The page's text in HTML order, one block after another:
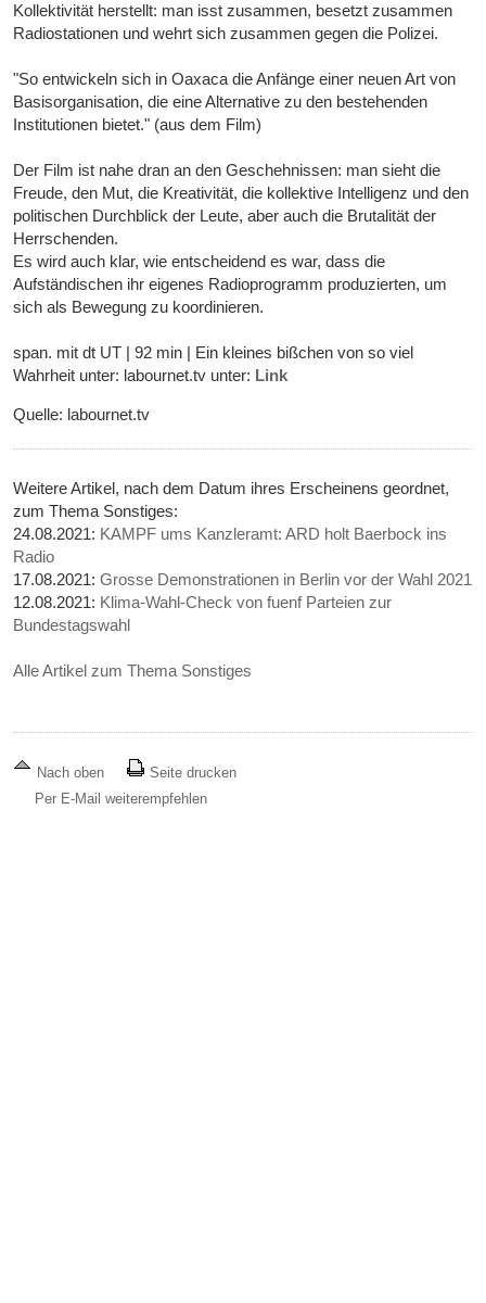
Kollektivität herstellt: man isst zusammen, besetzt zusammen
Radiostationen und wehrt sich zusammen gegen die Polizei.
"So entwickeln sich in Oaxaca die Anfänge einer neuen Art von
Basisorganisation, die eine Alternative zu den bestehenden
Institutionen bietet." (aus dem Film)
Der Film ist nahe dran an den Geschehnissen: man sieht die
Freude, den Mut, die Kreativität, die kollektive Intelligenz und den
politischen Durchblick der Leute, aber auch die Brutalität der
Herrschenden.
Es wird auch klar, wie entscheidend es war, dass die
Aufständischen ihr eigenes Radioprogramm produzierten, um
sich als Bewegung zu koordinieren.
span. mit dt UT | 92 min | Ein kleines bißchen von so viel
Wahrheit unter: labournet.tv unter: Link
Quelle: labournet.tv
Weitere Artikel, nach dem Datum ihres Erscheinens geordnet,
zum Thema Sonstiges:
24.08.2021: KAMPF ums Kanzleramt: ARD holt Baerbock ins
Radio
17.08.2021:Grosse Demonstrationen in Berlin vor der Wahl 2021
12.08.2021: Klima-Wahl-Check von fuenf Parteien zur
Bundestagswahl
Alle Artikel zum Thema Sonstiges
Nach oben
Seite drucken
Per E-Mail weiterempfehlen